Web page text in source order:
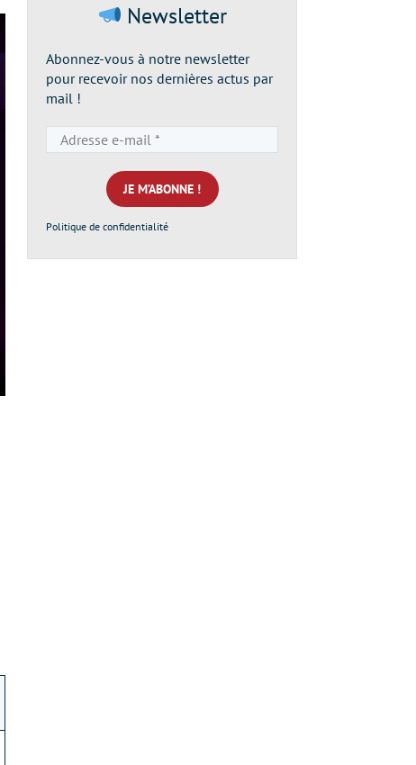
Newsletter
Abonnez-vous à notre newsletter
pour recevoir nos dernières actus par
mail !
e-
mail
*
Politique de confidentialité